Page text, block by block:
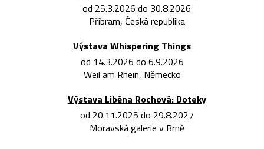
od 25.3.2026 do 30.8.2026
Příbram, Česká republika
Výstava Whispering Things
od 14.3.2026 do 6.9.2026
Weil am Rhein, Německo
Výstava Liběna Rochová: Doteky
od 20.11.2025 do 29.8.2027
Moravská galerie v Brně